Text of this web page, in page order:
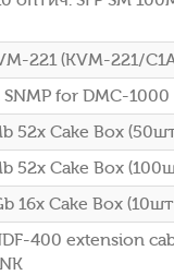
221 (KVM-221/
for DMC-1000
52x Cake Box
52x Cake Box
16x Cake Box
400 extension